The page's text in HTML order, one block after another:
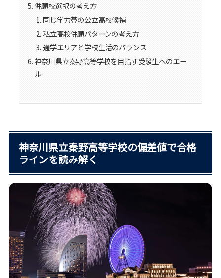
併願校選択の考え方
同じ学力帯の公立高校候補
私立高校併願パターンの考え方
通学エリアと学校生活のバランス
神奈川県立秦野高等学校を目指す受験生へのエー
ル
神奈川県立秦野高等学校の偏差値で合格
ラインを読み解く